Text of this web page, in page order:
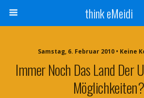
think eMeidi
Samstag, 6. Februar 2010 • Keine
Immer Noch Das Land Der
Möglichkeiten?